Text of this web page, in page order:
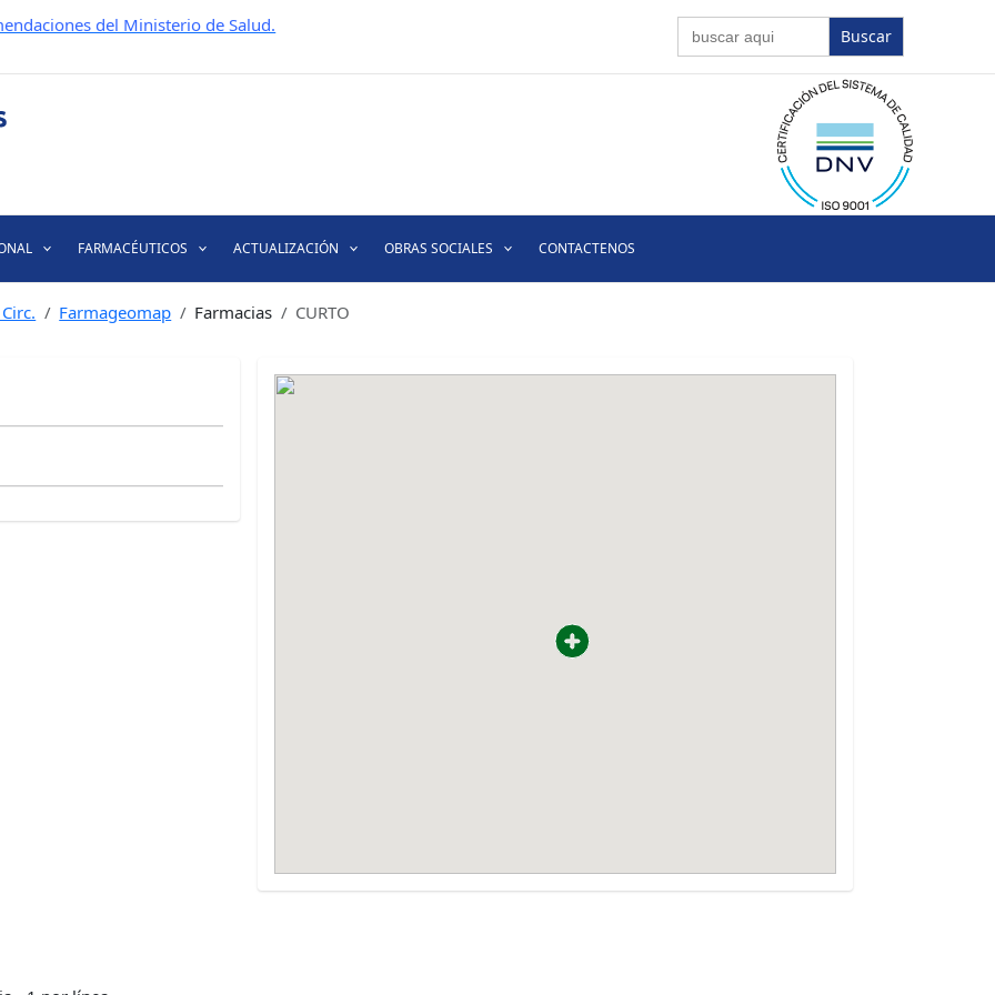
del Ministerio de Salud. Buscar:
FARMACÉUTICOS ACTUALIZACIÓN OBRAS SOCIALES CONTACTENOS
Farmageomap Farmacias CURTO